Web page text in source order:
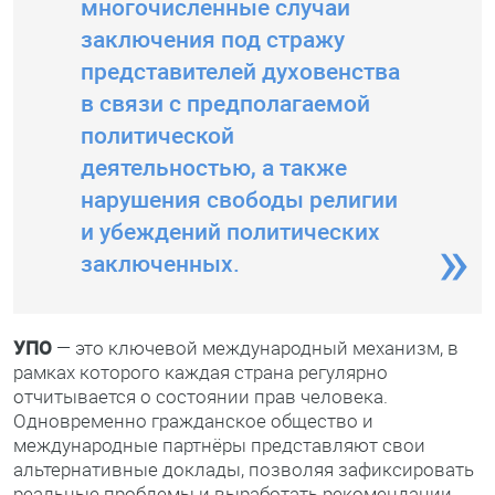
многочисленные случаи
заключения под стражу
представителей духовенства
в связи с предполагаемой
политической
деятельностью, а также
нарушения свободы религии
и убеждений политических
заключенных.
УПО — это ключевой международный механизм, в
рамках которого каждая страна регулярно
отчитывается о состоянии прав человека.
Одновременно гражданское общество и
международные партнёры представляют свои
альтернативные доклады, позволяя зафиксировать